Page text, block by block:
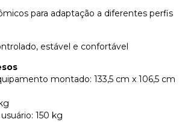
para adaptação a diferentes perfis
estável e confortável
montado: 133,5 cm x 106,5 cm
150 kg